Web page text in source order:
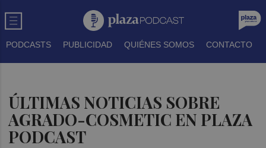
PODCASTS PUBLICIDAD QUIÉNES SOMOS CONTACTO
ÚLTIMAS NOTICIAS SOBRE
AGRADO-COSMETIC EN PLAZA
PODCAST